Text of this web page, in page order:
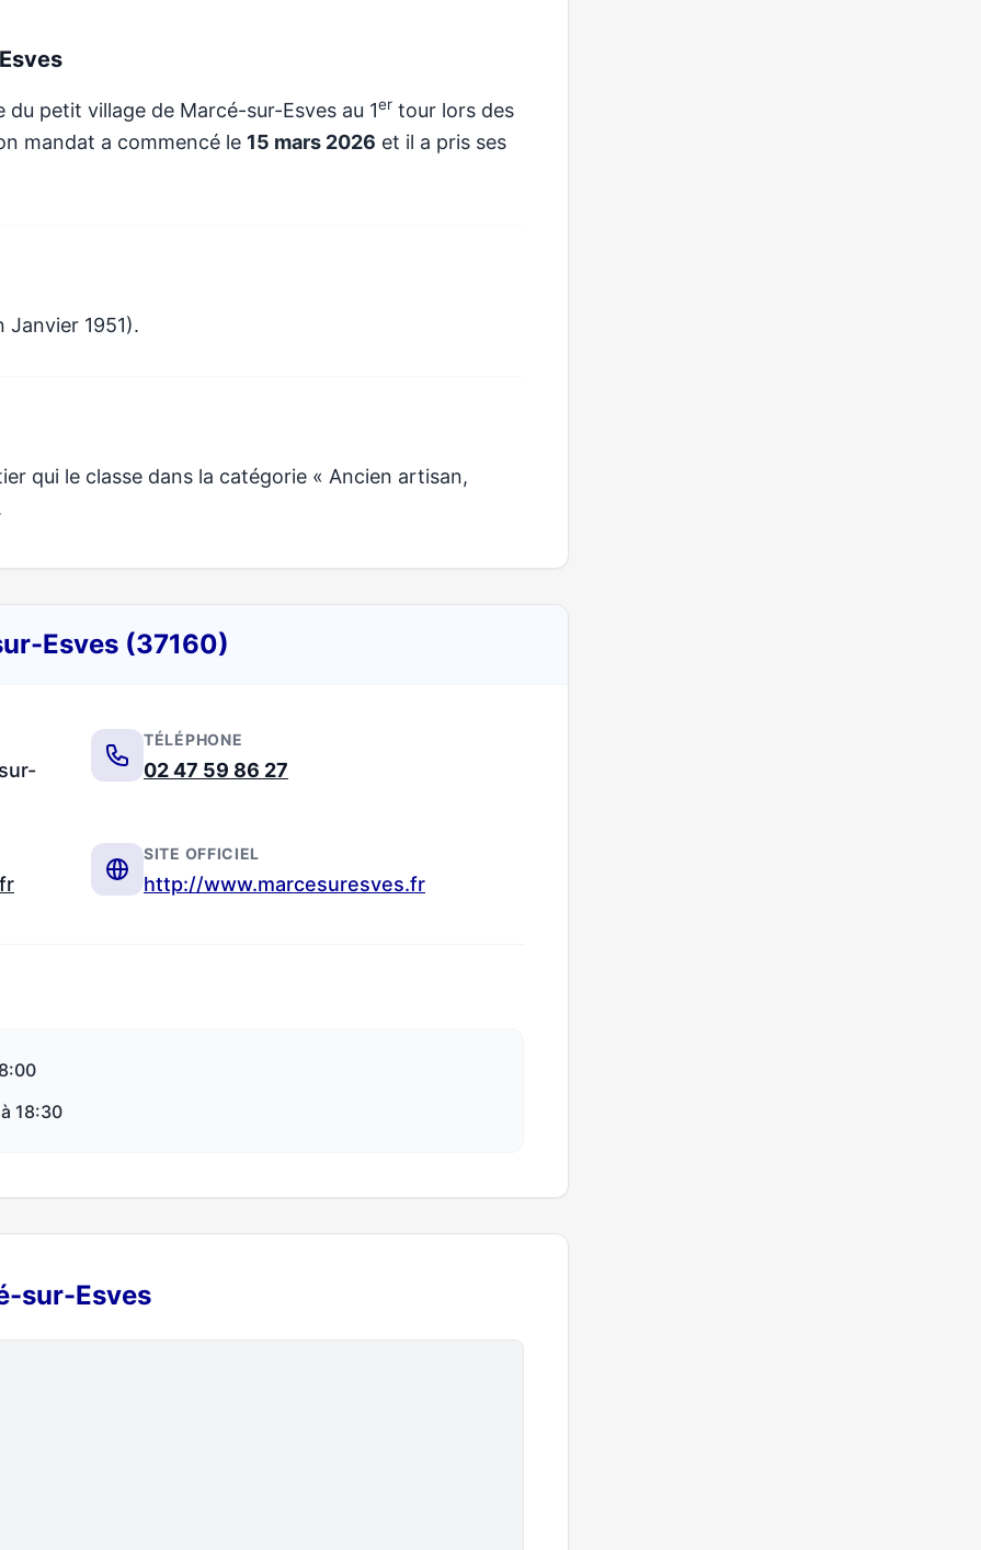
du petit village de Marcé-sur-Esves au 1er tour lors des
mandat a commencé le 15 mars 2026 et il a pris ses
Janvier 1951).
qui le classe dans la catégorie « Ancien artisan,
Esves (37160)
TÉLÉPHONE
02 47 59 86 27
SITE OFFICIEL
http://www.marcesuresves.fr
18:30
sur-Esves